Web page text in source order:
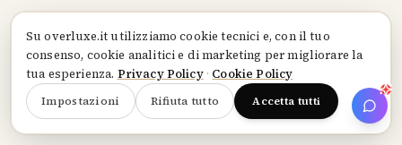
Suoverluxe.itutilizziamo cookie tecnici e, con il tuo
consenso, cookie analitici e di marketing per migliorare la
tua esperienza. Privacy Policy· Cookie Policy
Impostazioni Rifiuta tutto Accetta tutti